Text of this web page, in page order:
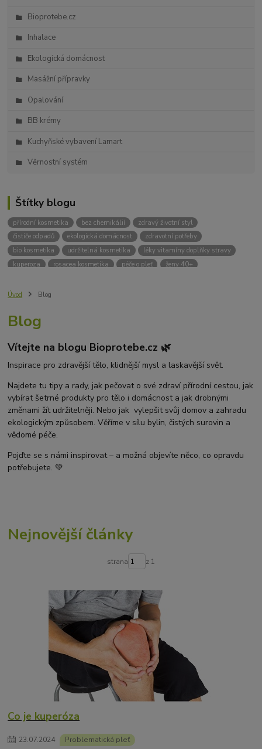
Bioprotebe.cz
Inhalace
Ekologická domácnost
Masážní přípravky
Opalování
BB krémy
Kuchyňské vybavení Lamart
Věrnostní systém
Štítky blogu
přírodní kosmetika bez chemikálií
zdravý životní styl
čističe odpadů
ekologická domácnost
zdravotní potřeby
bio kosmetika
udržitelná kosmetika
léky vitamíny doplňky stravy
kuperoza
rosacea kosmetika péče o pleť
ženy 40+
bez chemie
Přírodní čistící prostředky
Jak se zbavit lupů
Příčiny lupů Léčba lupů
Suchá pokožka hlavy a lupy
Přírodní prostředky na lupy
Mastná pokožka hlavy a lupy
Svědění pokožky hlavy
Kvasinky a lupy
diadnostické testy
měření moči
hodnota pH kyselý zásaditý
neutrální
měření pH
Úvod Blog
Blog
Vítejte na blogu Bioprotebe.cz 🌿
Inspirace pro zdravější tělo, klidnější mysl a laskavější svět.
Najdete tu tipy a rady, jak pečovat o své zdraví přírodní cestou, jak
vybírat šetrné produkty pro tělo i domácnost a jak drobnými
změnami žít udržitelněji. Nebo jak vylepšit svůj domov a zahradu
ekologickým způsobem. Věříme v sílu bylin, čistých surovin a
vědomé péče.
Pojďte se s námi inspirovat – a možná objevíte něco, co opravdu
potřebujete. 💚
Nejnovější články
strana z 1
Co je kuperóza
23.07.2024 Problematická pleť